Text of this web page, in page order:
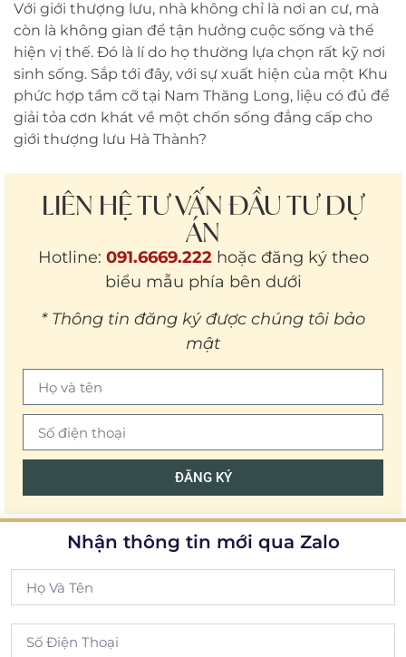
Với giới thượng lưu, nhà không chỉ là nơi an cư, mà
còn là không gian để tận hưởng cuộc sống và thể
hiện vị thế. Đó là lí do họ thường lựa chọn rất kỹ nơi
sinh sống. Sắp tới đây, với sự xuất hiện của một Khu
phức hợp tầm cỡ tại Nam Thăng Long, liệu có đủ để
giải tỏa cơn khát về một chốn sống đẳng cấp cho
giới thượng lưu Hà Thành?
LIÊN HỆ TƯ VẤN ĐẦU TƯ DỰ
ÁN
Hotline: 091.6669.222 hoặc đăng ký theo
biểu mẫu phía bên dưới
* Thông tin đăng ký được chúng tôi bảo
mật
ĐĂNG KÝ
Nhận thông tin mới qua Zalo